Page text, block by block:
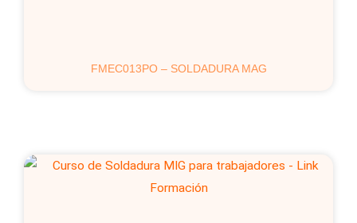
FMEC013PO – SOLDADURA MAG